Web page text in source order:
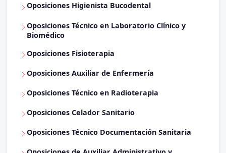
Oposiciones Higienista Bucodental
Oposiciones Técnico en Laboratorio Clínico y
Biomédico
Oposiciones Fisioterapia
Oposiciones Auxiliar de Enfermería
Oposiciones Técnico en Radioterapia
Oposiciones Celador Sanitario
Oposiciones Técnico Documentación Sanitaria